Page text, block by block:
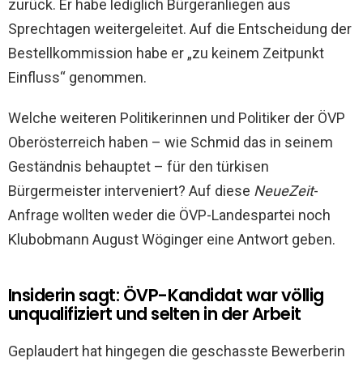
zurück. Er habe lediglich Bürgeranliegen aus
Sprechtagen weitergeleitet. Auf die Entscheidung der
Bestellkommission habe er „zu keinem Zeitpunkt
Einfluss“ genommen.
Welche weiteren Politikerinnen und Politiker der ÖVP
Oberösterreich haben – wie Schmid das in seinem
Geständnis behauptet – für den türkisen
Bürgermeister interveniert? Auf diese NeueZeit-
Anfrage wollten weder die ÖVP-Landespartei noch
Klubobmann August Wöginger eine Antwort geben.
Insiderin sagt: ÖVP-Kandidat war völlig
unqualifiziert und selten in der Arbeit
Geplaudert hat hingegen die geschasste Bewerberin